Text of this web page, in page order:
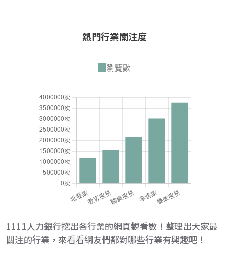
熱門行業關注度
瀏覽數
1111人力銀行挖出各行業的網頁觀看數！整理出大家最
關注的行業，來看看網友們都對哪些行業有興趣吧！